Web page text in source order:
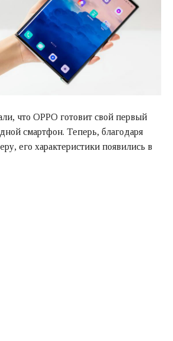
что OPPO готовит свой первый
смартфон. Теперь, благодаря
его характеристики появились в